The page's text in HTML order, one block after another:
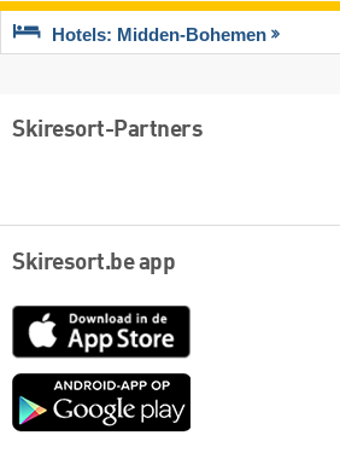
Hotels: Midden-Bohemen
Skiresort-Partners
Skiresort.be app
App
Google